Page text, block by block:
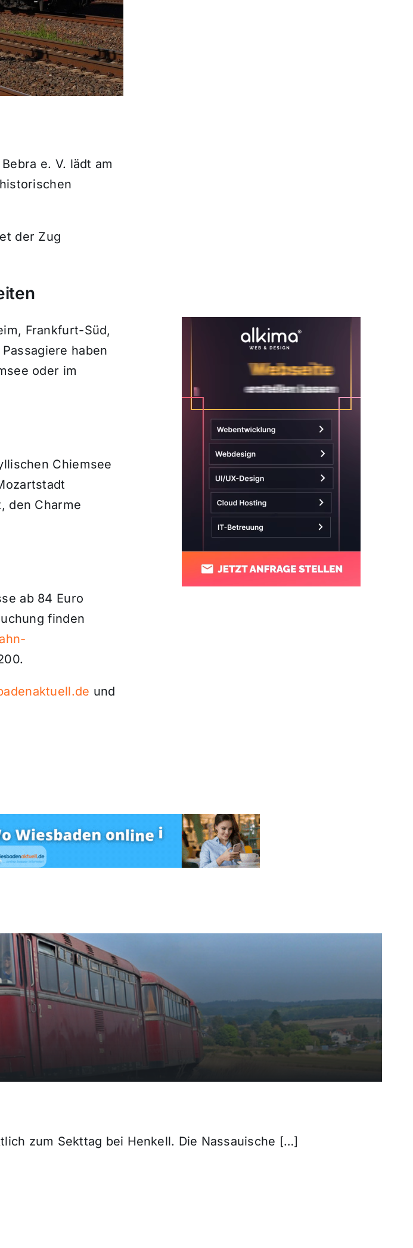
e. V. lädt am
der Zug
Frankfurt-Süd,
haben
oder im
Chiemsee
den Charme
ab 84 Euro
finden
und
zum Sekttag bei Henkell. Die Nassauische […]